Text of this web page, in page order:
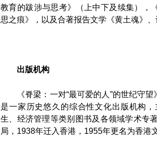
教育的跋涉与思考》（上中下及续集），
思之痕》，以及合著报告文学《黄土魂》、
出版机构
《脊梁：一对“最可爱的人”的世纪守
是一家历史悠久的综合性文化出版机构
生、经济管理等类别图书及各领域学术专
局，1938年迁入香港，1955年更名为香港